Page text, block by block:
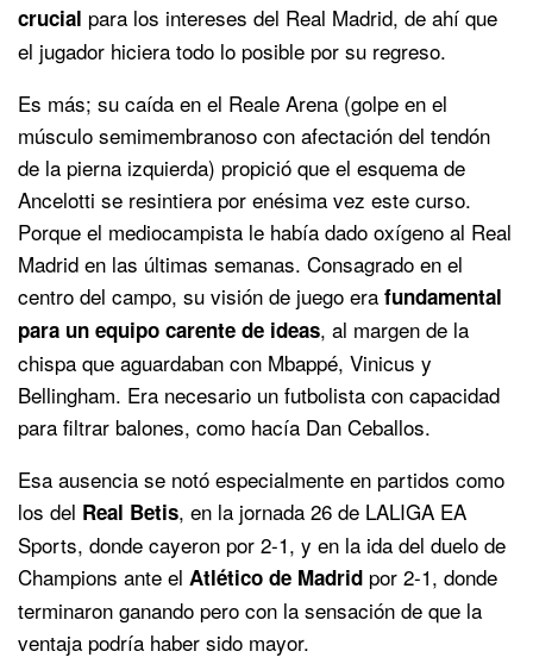
crucial para los intereses del Real Madrid, de ahí que
el jugador hiciera todo lo posible por su regreso.
Es más; su caída en el Reale Arena (golpe en el
músculo semimembranoso con afectación del tendón
de la pierna izquierda) propició que el esquema de
Ancelotti se resintiera por enésima vez este curso.
Porque el mediocampista le había dado oxígeno al Real
Madrid en las últimas semanas. Consagrado en el
centro del campo, su visión de juego era fundamental
para un equipo carente de ideas, al margen de la
chispa que aguardaban con Mbappé, Vinicus y
Bellingham. Era necesario un futbolista con capacidad
para filtrar balones, como hacía Dan Ceballos.
Esa ausencia se notó especialmente en partidos como
los del Real Betis, en la jornada 26 de LALIGA EA
Sports, donde cayeron por 2-1, y en la ida del duelo de
Champions ante el Atlético de Madrid por 2-1, donde
terminaron ganando pero con la sensación de que la
ventaja podría haber sido mayor.